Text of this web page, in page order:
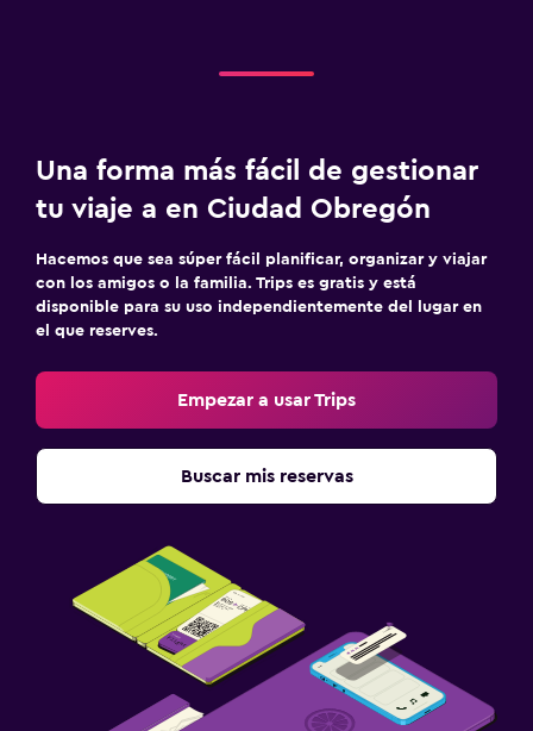
Una forma más fácil de gestionar
tu viaje a en Ciudad Obregón
Hacemos que sea súper fácil planificar, organizar y viajar
con los amigos o la familia. Trips es gratis y está
disponible para su uso independientemente del lugar en
el que reserves.
Empezar a usar Trips
Buscar mis reservas